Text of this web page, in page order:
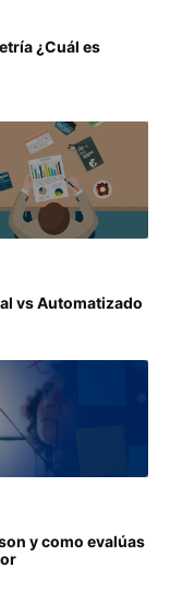
¿Cuál es
vs Automatizado
y como evalúas